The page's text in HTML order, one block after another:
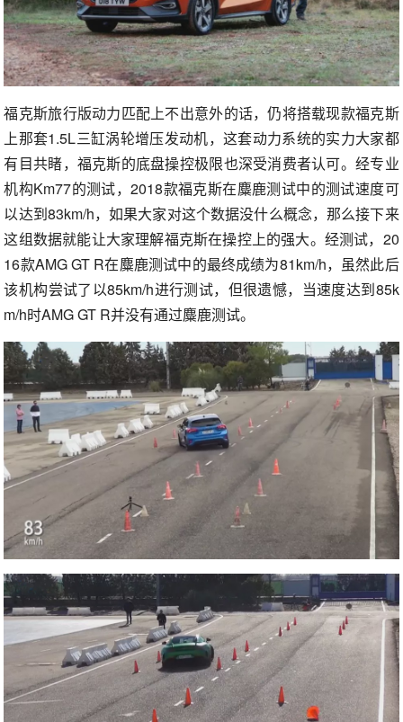
福克斯旅行版动力匹配上不出意外的话，仍将搭载现款福克斯
上那套1.5L三缸涡轮增压发动机，这套动力系统的实力大家都
有目共睹，福克斯的底盘操控极限也深受消费者认可。经专业
机构Km77的测试，2018款福克斯在麋鹿测试中的测试速度可
以达到83km/h，如果大家对这个数据没什么概念，那么接下来
这组数据就能让大家理解福克斯在操控上的强大。经测试，20
16款AMG GT R在麋鹿测试中的最终成绩为81km/h，虽然此后
该机构尝试了以85km/h进行测试，但很遗憾，当速度达到85k
m/h时AMG GT R并没有通过麋鹿测试。